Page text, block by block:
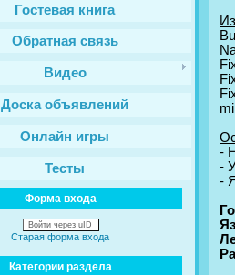
Гостевая книга
Обратная связь
Видео
Доска объявлений
Онлайн игры
Тесты
Форма входа
Войти через uID
Старая форма входа
Категории раздела
-
-
-